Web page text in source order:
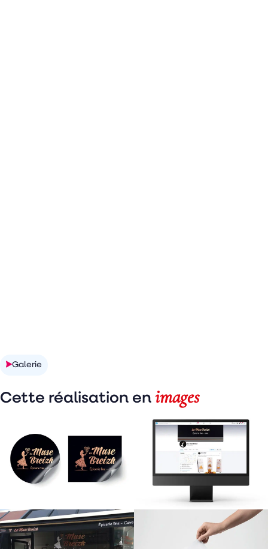
Galerie
Cette réalisation en images